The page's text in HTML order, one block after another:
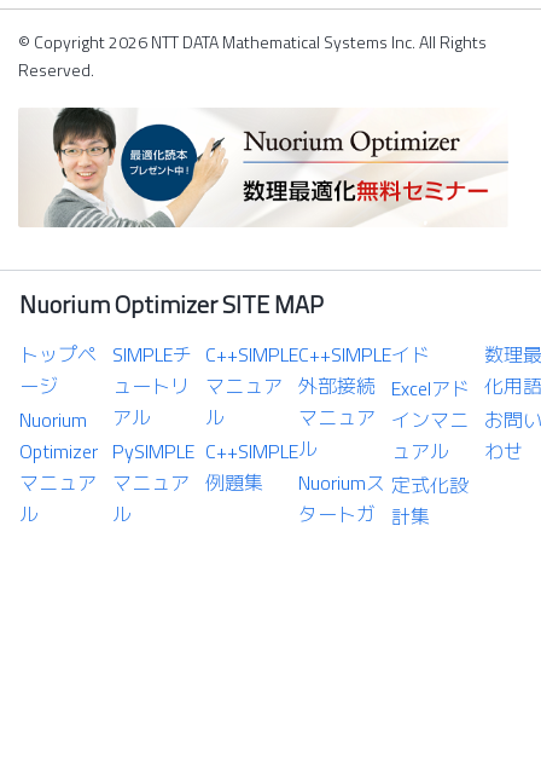
© Copyright 2026 NTT DATA Mathematical Systems Inc. All Rights
Reserved.
Nuorium Optimizer SITE MAP
トップペ
ージ
Nuorium
Optimizer
マニュア
ル
SIMPLEチ
ュートリ
アル
PySIMPLE
マニュア
ル
C++SIMPLE
マニュア
ル
C++SIMPLE
例題集
C++SIMPLE
外部接続
マニュア
ル
Nuoriumス
タートガ
イド
Excelアド
インマニ
ュアル
定式化設
計集
数理
化用
お問
わせ